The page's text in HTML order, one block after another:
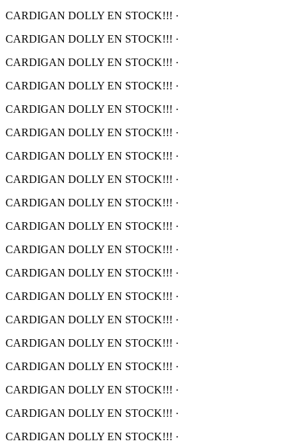
CARDIGAN DOLLY EN STOCK!!! ·
CARDIGAN DOLLY EN STOCK!!! ·
CARDIGAN DOLLY EN STOCK!!! ·
CARDIGAN DOLLY EN STOCK!!! ·
CARDIGAN DOLLY EN STOCK!!! ·
CARDIGAN DOLLY EN STOCK!!! ·
CARDIGAN DOLLY EN STOCK!!! ·
CARDIGAN DOLLY EN STOCK!!! ·
CARDIGAN DOLLY EN STOCK!!! ·
CARDIGAN DOLLY EN STOCK!!! ·
CARDIGAN DOLLY EN STOCK!!! ·
CARDIGAN DOLLY EN STOCK!!! ·
CARDIGAN DOLLY EN STOCK!!! ·
CARDIGAN DOLLY EN STOCK!!! ·
CARDIGAN DOLLY EN STOCK!!! ·
CARDIGAN DOLLY EN STOCK!!! ·
CARDIGAN DOLLY EN STOCK!!! ·
CARDIGAN DOLLY EN STOCK!!! ·
CARDIGAN DOLLY EN STOCK!!! ·